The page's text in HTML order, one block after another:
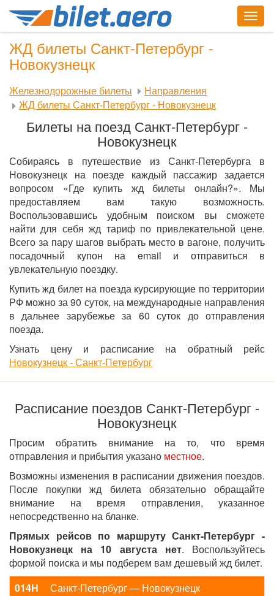
ЖД билеты Санкт-Петербург -
Новокузнецк
Железнодорожные билеты
Направления
ЖД билеты Санкт-Петербург - Новокузнецк
Билеты на поезд Санкт-Петербург -
Новокузнецк
Собираясь в путешествие из Санкт-Петербурга в
Новокузнецк на поезде каждый пассажир задается
вопросом «Где купить жд билеты онлайн?». Мы
предоставляем вам такую возможность.
Воспользовавшись удобным поиском вы сможете
найти для себя жд тариф по привлекательной цене.
Всего за пару шагов выбрать место в вагоне, получить
посадочный купон на email и отправиться в
увлекательную поездку.
Купить жд билет на поезда курсирующие по территории
РФ можно за 90 суток, на международные направления
в дальнее зарубежье за 60 суток до отправления
поезда.
Узнать цену и расписание на обратный рейс
Новокузнецк - Санкт-Петербург
Расписание поездов Санкт-Петербург -
Новокузнецк
Просим обратить внимание на то, что время
отправления и прибытия указано местное.
Возможны изменения в расписании движения поездов.
После покупки жд билета обязательно обращайте
внимание на время отправления, указанное
непосредственно на бланке.
Прямых рейсов по маршруту Санкт-Петербург -
Новокузнецк на 10 августа нет. Воспользуйтесь
формой поиска и мы подберем вам дешевый жд билет.
014Н
Санкт-Петербург — Новокузнецк